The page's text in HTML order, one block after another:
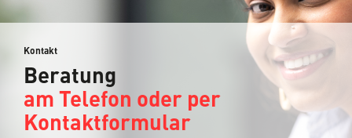
Kontakt
Beratung
am Telefon oder per
Kontaktformular